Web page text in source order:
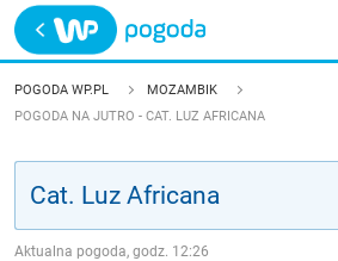
Trwa ładowanie
POLSKA
POGODA WP.PL
MOZAMBIK
POGODA NA JUTRO - CAT. LUZ AFRICANA
Aktualna pogoda, godz. 12:26